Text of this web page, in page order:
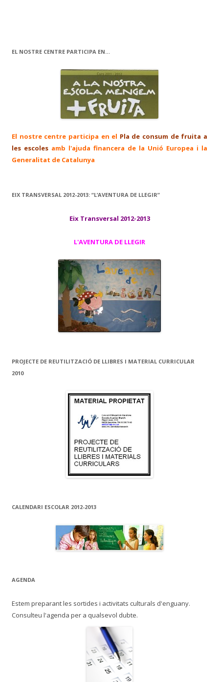
EL NOSTRE CENTRE PARTICIPA EN…
El nostre centre participa en el Pla de consum de fruita a
les escoles amb l'ajuda financera de la Unió Europea i la
Generalitat de Catalunya
EIX TRANSVERSAL 2012-2013: “L’AVENTURA DE LLEGIR”
Eix Transversal 2012-2013
L'AVENTURA DE LLEGIR
PROJECTE DE REUTILITZACIÓ DE LLIBRES I MATERIAL CURRICULAR
2010
CALENDARI ESCOLAR 2012-2013
AGENDA
Estem preparant les sortides i activitats culturals d'enguany.
Consulteu l'agenda per a qualsevol dubte.